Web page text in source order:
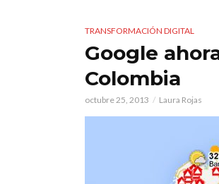
TRANSFORMACIÓN DIGITAL
Google
Colombia
octubre 25, 2013 Laura Rojas